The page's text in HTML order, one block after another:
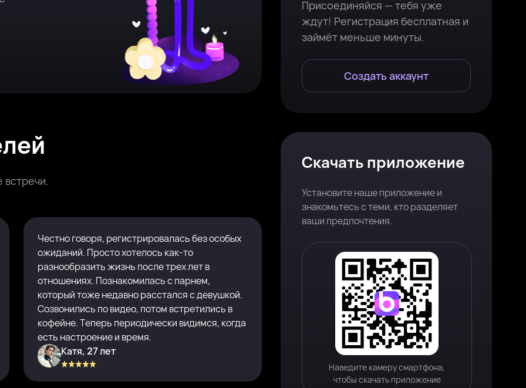
Честно говоря, регистрировалась без особых
ожиданий. Просто хотелось как-то
разнообразить жизнь после трех лет в
отношениях. Познакомилась с парнем,
который тоже недавно расстался с девушкой.
Созвонились по видео, потом встретились в
кофейне. Теперь периодически видимся, когда
есть настроение и время.
Катя, 27 лет
Присоединяйся — тебя уже
ждут! Регистрация бесплатная и
займёт меньше минуты.
Создать аккаунт
Скачать приложение
Установите наше приложение и
знакомьтесь с теми, кто разделяет
ваши предпочтения.
Наведите камеру смартфона,
чтобы скачать приложение